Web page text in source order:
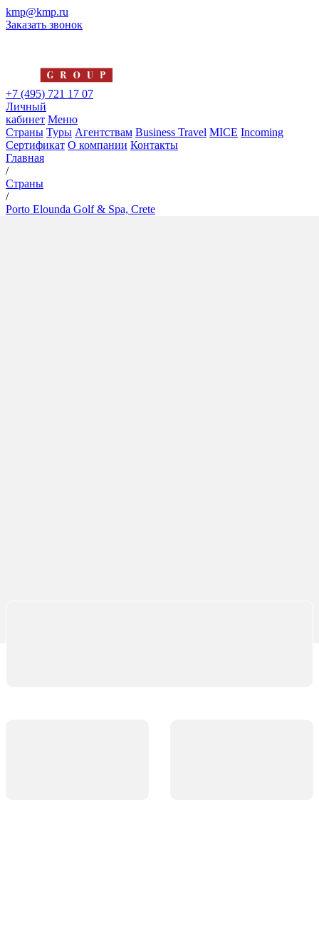
kmp@kmp.ru
Заказать звонок
+7 (495) 721 17 07
Личный
кабинет Меню
Страны Туры Агентствам Business Travel MICE Incoming
Сертификат О компании Контакты
Главная
/
Страны
/
Porto Elounda Golf & Spa, Crete